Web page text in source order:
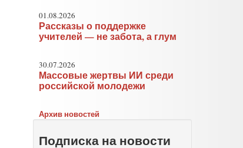
01.08.2026
Рассказы о поддержке
учителей — не забота, а глум
30.07.2026
Массовые жертвы ИИ среди
российской молодежи
Архив новостей
Подписка на новости